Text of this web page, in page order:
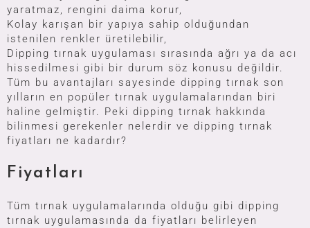
yaratmaz, rengini daima korur,
Kolay karışan bir yapıya sahip olduğundan
istenilen renkler üretilebilir,
Dipping tırnak uygulaması sırasında ağrı ya da acı
hissedilmesi gibi bir durum söz konusu değildir.
Tüm bu avantajları sayesinde dipping tırnak son
yılların en popüler tırnak uygulamalarından biri
haline gelmiştir. Peki dipping tırnak hakkında
bilinmesi gerekenler nelerdir ve dipping tırnak
fiyatları ne kadardır?
Fiyatları
Tüm tırnak uygulamalarında olduğu gibi dipping
tırnak uygulamasında da fiyatları belirleyen